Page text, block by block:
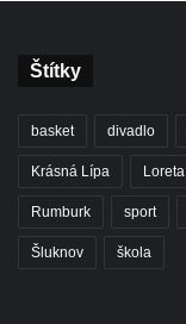
Štítky
basket divadlo
Krásná Lípa Loreta
Rumburk sport
Šluknov škola